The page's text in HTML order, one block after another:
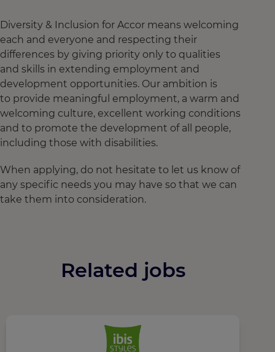
Diversity & Inclusion for Accor means welcoming
each and everyone and respecting their
differences by giving priority only to qualities
and skills in extending employment and
development opportunities. Our ambition is
to provide meaningful employment, a warm and
welcoming culture, excellent working conditions
and to promote the development of all people,
including those with disabilities.
When applying, do not hesitate to let us know of
any specific needs you may have so that we can
take them into consideration.
Related jobs